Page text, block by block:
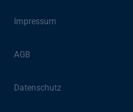
Impressum
AGB
Datenschutz